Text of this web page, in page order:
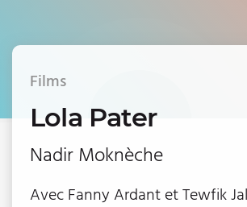
Films
Lola Pater
Nadir Moknèche
Avec Fanny Ardant et Tewfik